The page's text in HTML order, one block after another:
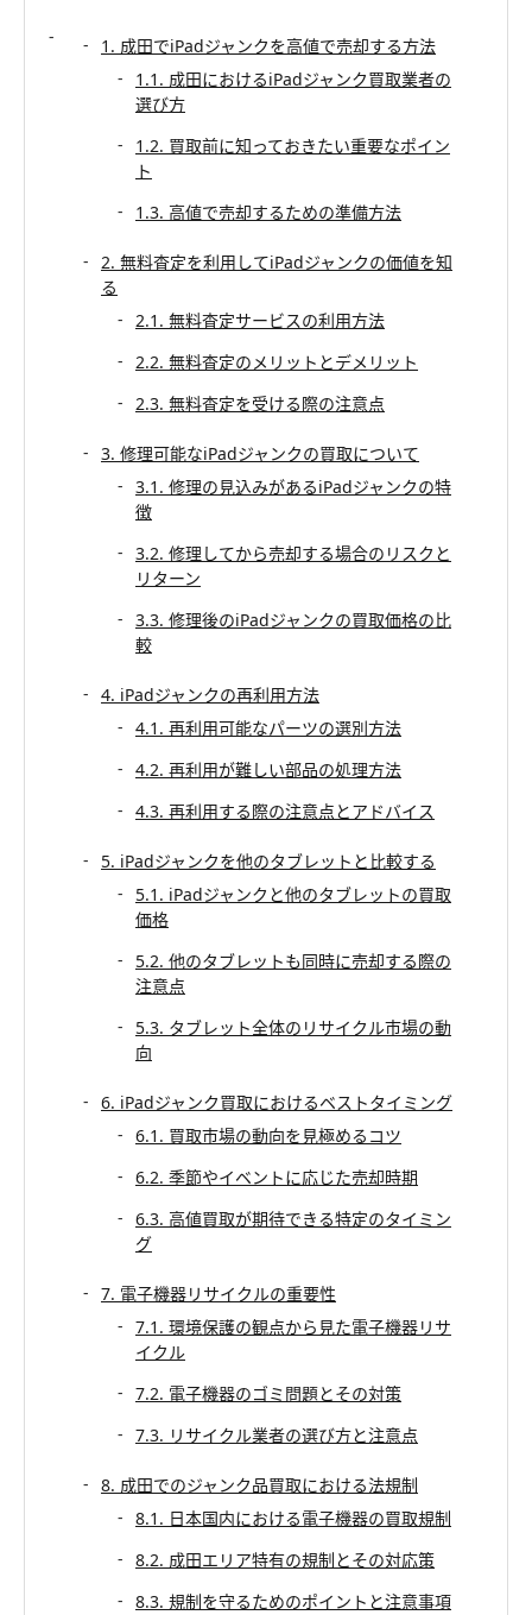
1. 成田でiPadジャンクを高値で売却する方法
1.1. 成田におけるiPadジャンク買取業者の
選び方
1.2. 買取前に知っておきたい重要なポイン
ト
1.3. 高値で売却するための準備方法
2. 無料査定を利用してiPadジャンクの価値を知
る
2.1. 無料査定サービスの利用方法
2.2. 無料査定のメリットとデメリット
2.3. 無料査定を受ける際の注意点
3. 修理可能なiPadジャンクの買取について
3.1. 修理の見込みがあるiPadジャンクの特
徴
3.2. 修理してから売却する場合のリスクと
リターン
3.3. 修理後のiPadジャンクの買取価格の比
較
4. iPadジャンクの再利用方法
4.1. 再利用可能なパーツの選別方法
4.2. 再利用が難しい部品の処理方法
4.3. 再利用する際の注意点とアドバイス
5. iPadジャンクを他のタブレットと比較する
5.1. iPadジャンクと他のタブレットの買取
価格
5.2. 他のタブレットも同時に売却する際の
注意点
5.3. タブレット全体のリサイクル市場の動
向
6. iPadジャンク買取におけるベストタイミング
6.1. 買取市場の動向を見極めるコツ
6.2. 季節やイベントに応じた売却時期
6.3. 高値買取が期待できる特定のタイミン
グ
7. 電子機器リサイクルの重要性
7.1. 環境保護の観点から見た電子機器リサ
イクル
7.2. 電子機器のゴミ問題とその対策
7.3. リサイクル業者の選び方と注意点
8. 成田でのジャンク品買取における法規制
8.1. 日本国内における電子機器の買取規制
8.2. 成田エリア特有の規制とその対応策
8.3. 規制を守るためのポイントと注意事項